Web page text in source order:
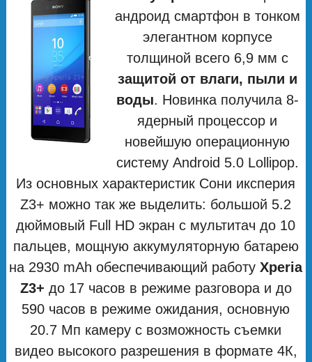
андроид смартфон в тонком
элегантном корпусе
толщиной всего 6,9 мм с
защитой от влаги, пыли и
воды. Новинка получила 8-
ядерный процессор и
новейшую операционную
систему Android 5.0 Lollipop.
Из основных характеристик Сони иксперия
Z3+ можно так же выделить: большой 5.2
дюймовый Full HD экран с мультитач до 10
пальцев, мощную аккумуляторную батарею
на 2930 mAh обеспечивающий работуXperia
Z3+ до 17 часов в режиме разговора и до
590 часов в режиме ожидания, основную
20.7 Мп камеру с возможность съемки
видео высокого разрешения в формате 4К,